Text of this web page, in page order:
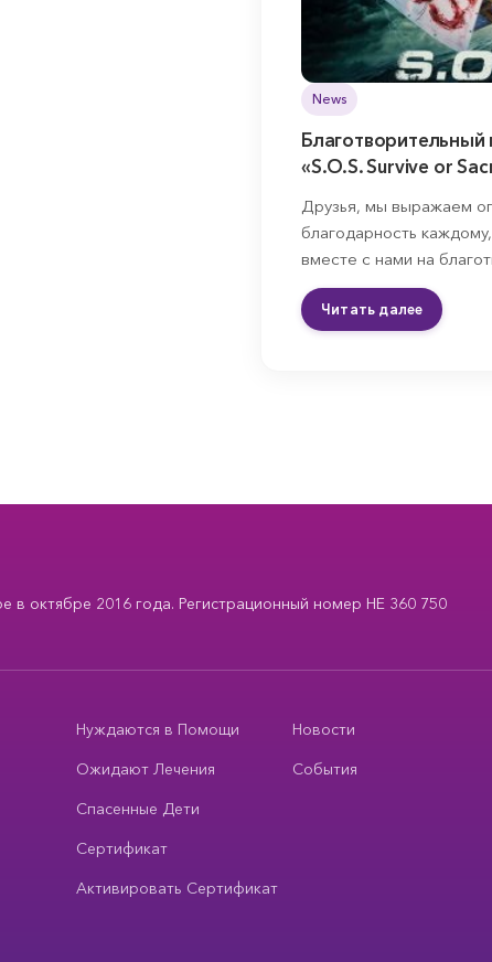
News
«S.O.S. Survive or
Друзья, мы выражаем
благодарность
вместе с нами на
Читать далее
октябре 2016 года. Регистрационный номер HE 360 750
Нуждаются в Помощи
Ожидают Лечения
Спасенные Дети
Сертификат
Активировать Сертификат
Новости
События